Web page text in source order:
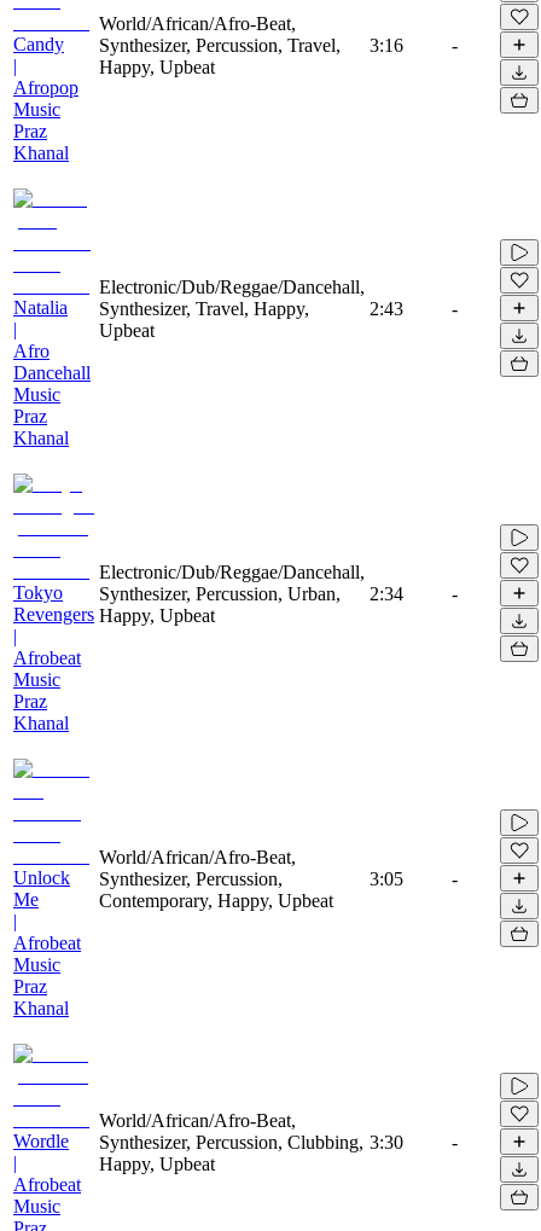
Candy
|
Afropop
Music
Praz
Khanal
World/African/Afro-Beat,
Synthesizer, Percussion, Travel,
Happy, Upbeat
3:16 -
Natalia
|
Afro
Dancehall
Music
Praz
Khanal
Electronic/Dub/Reggae/Dancehall,
Synthesizer, Travel, Happy,
Upbeat
2:43 -
Tokyo
Revengers
|
Afrobeat
Music
Praz
Khanal
Electronic/Dub/Reggae/Dancehall,
Synthesizer, Percussion, Urban,
Happy, Upbeat
2:34 -
Unlock
Me
|
Afrobeat
Music
Praz
Khanal
World/African/Afro-Beat,
Synthesizer, Percussion,
Contemporary, Happy, Upbeat
3:05 -
Wordle
|
Afrobeat
Music
World/African/Afro-Beat,
Synthesizer, Percussion, Clubbing,
Happy, Upbeat
3:30 -